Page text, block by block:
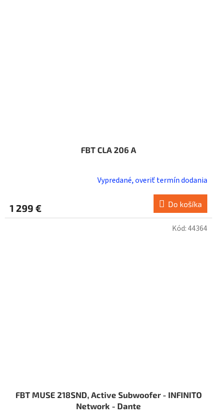
FBT CLA 206 A
Vypredané, overiť termín dodania
1 299 € Do košíka
FBT MUSE 218SND, Active Subwoofer - INFINITO
Network - Dante
Kód:44364